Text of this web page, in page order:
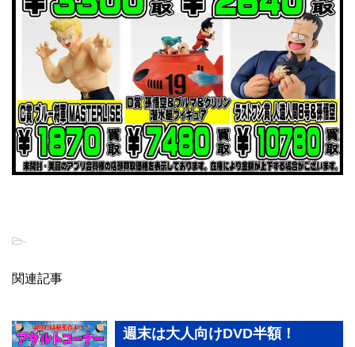
-
関連記事
週末は大人向けDVD半額！